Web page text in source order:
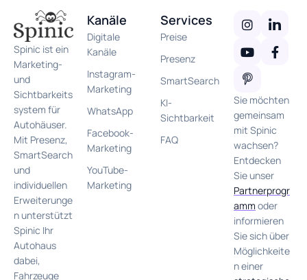
Spinic ist ein
Marketing-
und
Sichtbarkeits
system für
Autohäuser.
Mit Presenz,
SmartSearch
und
individuellen
Erweiterunge
n unterstützt
Spinic Ihr
Autohaus
dabei,
Fahrzeuge
Kanäle
Digitale
Kanäle
Instagram-
Marketing
WhatsApp
Facebook-
Marketing
YouTube-
Marketing
Services
Preise
Presenz
SmartSearch
KI-
Sichtbarkeit
FAQ
Sie möchten
gemeinsam
mit Spinic
wachsen?
Entdecken
Sie unser
Partnerprogr
amm oder
informieren
Sie sich über
Möglichkeite
n einer